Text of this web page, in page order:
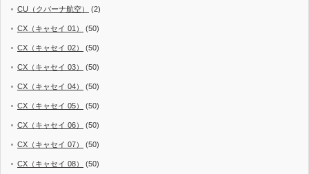
CU（クバーナ航空） (2)
CX（キャセイ 01） (50)
CX（キャセイ 02） (50)
CX（キャセイ 03） (50)
CX（キャセイ 04） (50)
CX（キャセイ 05） (50)
CX（キャセイ 06） (50)
CX（キャセイ 07） (50)
CX（キャセイ 08） (50)